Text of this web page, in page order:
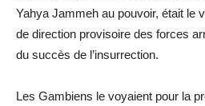
Yahya Jammeh au pouvoir, était le
de direction provisoire des forces
du succès de l’insurrection.
Les Gambiens le voyaient pour la